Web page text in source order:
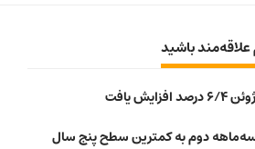
باشید
یافت
سه‌ماهه دوم به کمترین سطح پنج سال